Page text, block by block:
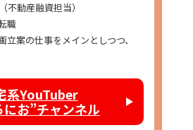
不動産融資担当）
職
立案の仕事をメインとしつつ、
系YouTuber
にお”チャンネル